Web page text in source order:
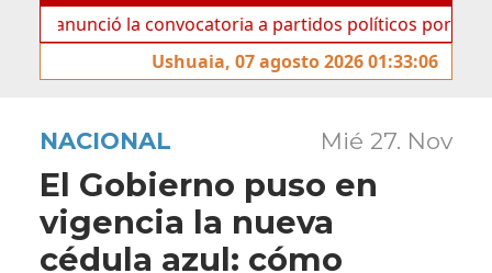
la convocatoria a partidos políticos por «ficha
Ushuaia, 07 agosto 2026 01:33:06
NACIONAL Mié 27. Nov
El Gobierno puso en
vigencia la nueva
cédula azul: cómo